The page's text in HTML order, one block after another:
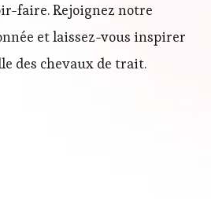
faire. Rejoignez notre
et laissez-vous inspirer
des chevaux de trait.